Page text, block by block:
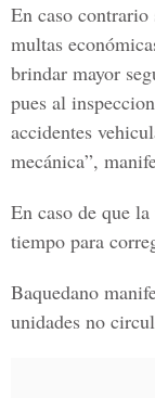
En caso contrario
multas
brindar mayor
pues al
accidentes
mecánica”,
En caso de que
tiempo para
Baquedano
unidades no